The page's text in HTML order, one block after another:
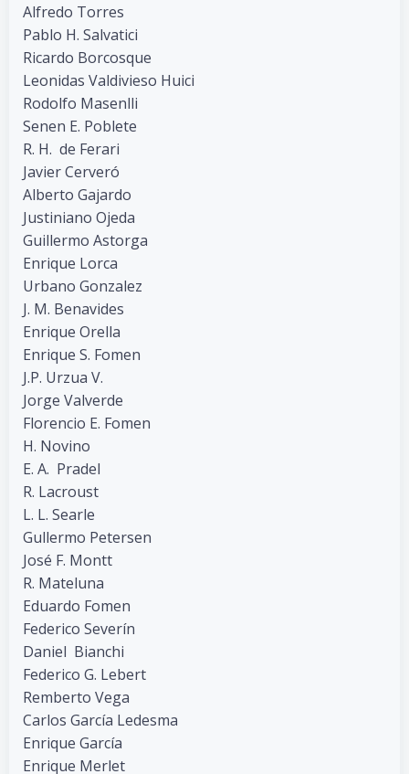
Alfredo Torres
Pablo H. Salvatici
Ricardo Borcosque
Leonidas Valdivieso Huici
Rodolfo Masenlli
Senen E. Poblete
R. H. de Ferari
Javier Cerveró
Alberto Gajardo
Justiniano Ojeda
Guillermo Astorga
Enrique Lorca
Urbano Gonzalez
J. M. Benavides
Enrique Orella
Enrique S. Fomen
J.P. Urzua V.
Jorge Valverde
Florencio E. Fomen
H. Novino
E. A. Pradel
R. Lacroust
L. L. Searle
Gullermo Petersen
José F. Montt
R. Mateluna
Eduardo Fomen
Federico Severín
Daniel Bianchi
Federico G. Lebert
Remberto Vega
Carlos García Ledesma
Enrique García
Enrique Merlet